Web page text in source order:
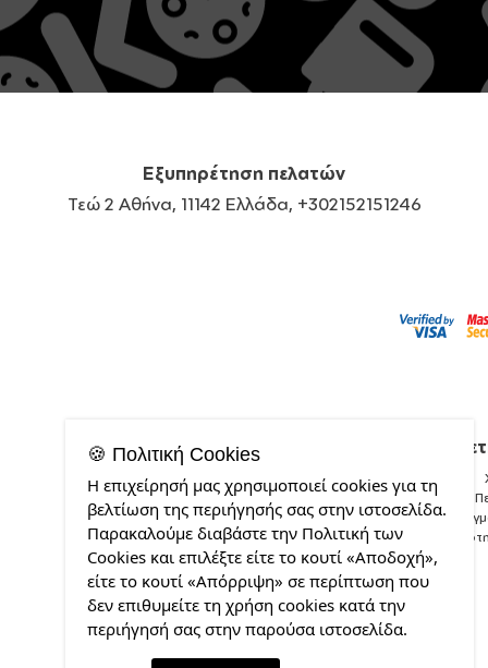
Εξυπηρέτηση πελατών
Τεώ 2 Αθήνα, 11142 Ελλάδα, +302152151246
🍪 Πολιτική Cookies
Η επιχείρησή μας χρησιμοποιεί cookies για τη
βελτίωση της περιήγησής σας στην ιστοσελίδα.
Παρακαλούμε διαβάστε την Πολιτική των
Cookies και επιλέξτε είτε το κουτί «Αποδοχή»,
είτε το κουτί «Απόρριψη» σε περίπτωση που
δεν επιθυμείτε τη χρήση cookies κατά την
περιήγησή σας στην παρούσα ιστοσελίδα.